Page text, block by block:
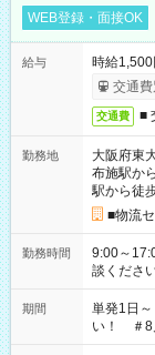
WEB登録・面接OK
給与
時給
交通費
交通費 ■
勤務地
大阪府東
布施駅か
駅から徒
■物流
勤務時間
9:00～17:00
談くださ
期間
単発1日
い！ ＃8